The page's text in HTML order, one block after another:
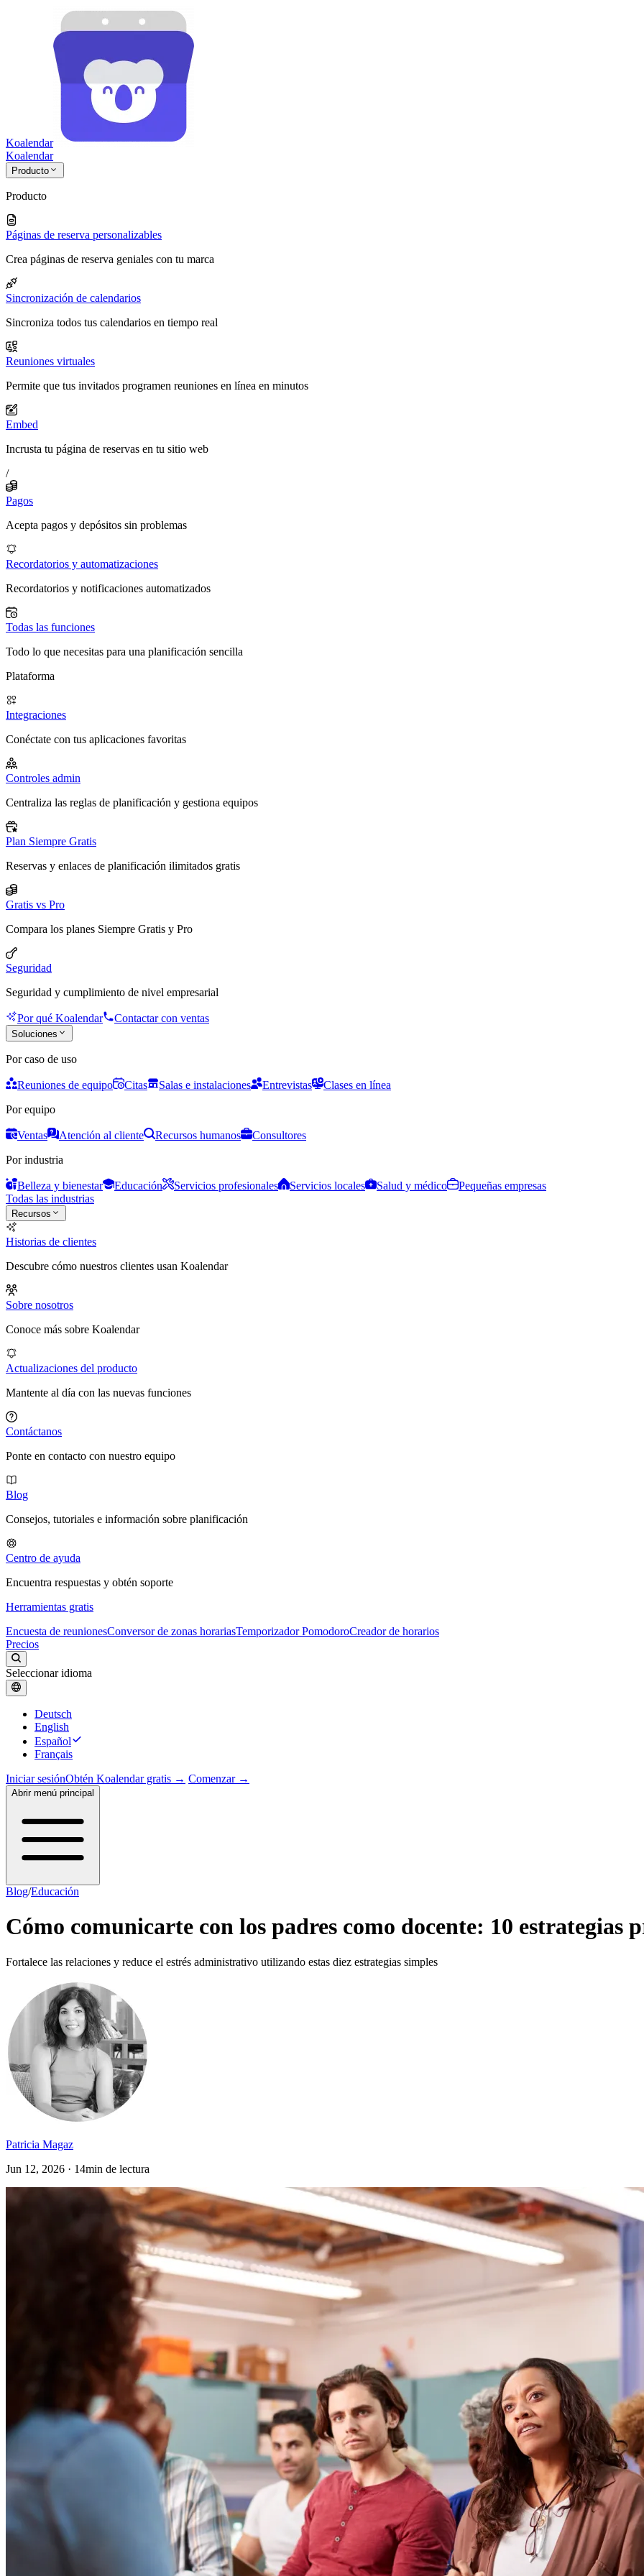
Koalendar
Koalendar
Producto
Producto
Páginas de reserva personalizables
Crea páginas de reserva geniales con tu marca
Sincronización de calendarios
Sincroniza todos tus calendarios en tiempo real
Reuniones virtuales
Permite que tus invitados programen reuniones en línea en minutos
Embed
Incrusta tu página de reservas en tu sitio web
/
Pagos
Acepta pagos y depósitos sin problemas
Recordatorios y automatizaciones
Recordatorios y notificaciones automatizados
Todas las funciones
Todo lo que necesitas para una planificación sencilla
Plataforma
Integraciones
Conéctate con tus aplicaciones favoritas
Controles admin
Centraliza las reglas de planificación y gestiona equipos
Plan Siempre Gratis
Reservas y enlaces de planificación ilimitados gratis
Gratis vs Pro
Compara los planes Siempre Gratis y Pro
Seguridad
Seguridad y cumplimiento de nivel empresarial
Por qué Koalendar Contactar con ventas
Soluciones
Por caso de uso
Reuniones de equipo Citas Salas e instalaciones Entrevistas
Clases en línea
Por equipo
Ventas Atención al cliente Recursos humanos
Consultores
Por industria
Belleza y bienestar Educación Servicios profesionales Servicios locales Salud y médico
Pequeñas empresas
Todas las industrias
Recursos
Historias de clientes
Descubre cómo nuestros clientes usan Koalendar
Sobre nosotros
Conoce más sobre Koalendar
Actualizaciones del producto
Mantente al día con las nuevas funciones
Contáctanos
Ponte en contacto con nuestro equipo
Blog
Consejos, tutoriales e información sobre planificación
Centro de ayuda
Encuentra respuestas y obtén soporte
Herramientas gratis
Encuesta de reunionesConversor de zonas horariasTemporizador PomodoroCreador de horarios
Precios
Seleccionar idioma
Deutsch
English
Español
Français
Iniciar sesiónObtén Koalendar gratis → Comenzar →
Abrir menú principal
Blog/Educación
Cómo comunicarte con los padres como docente: 10 estrategias
Fortalece las relaciones y reduce el estrés administrativo utilizando estas diez estrategias simples
Patricia Magaz
Jun 12, 2026 · 14min de lectura